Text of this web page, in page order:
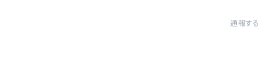
通報する